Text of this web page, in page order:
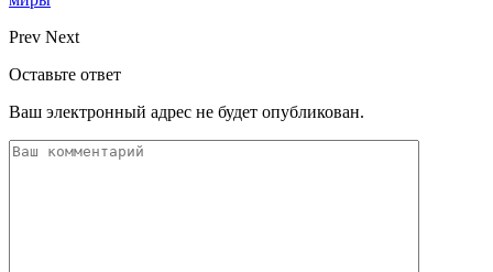
Prev Next
Оставьте ответ
Ваш электронный адрес не будет опубликован.